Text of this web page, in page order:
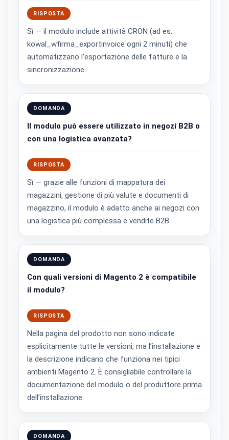
RISPOSTA
Sì — il modulo include attività CRON (ad es.
kowal_wfirma_exportinvoice ogni 2 minuti) che
automatizzano l’esportazione delle fatture e la
sincronizzazione.
DOMANDA
Il modulo può essere utilizzato in negozi B2B o
con una logistica avanzata?
RISPOSTA
Sì — grazie alle funzioni di mappatura dei
magazzini, gestione di più valute e documenti di
magazzino, il modulo è adatto anche ai negozi con
una logistica più complessa e vendite B2B.
DOMANDA
Con quali versioni di Magento 2 è compatibile
il modulo?
RISPOSTA
Nella pagina del prodotto non sono indicate
esplicitamente tutte le versioni, ma l’installazione e
la descrizione indicano che funziona nei tipici
ambienti Magento 2. È consigliabile controllare la
documentazione del modulo o del produttore prima
dell’installazione.
DOMANDA